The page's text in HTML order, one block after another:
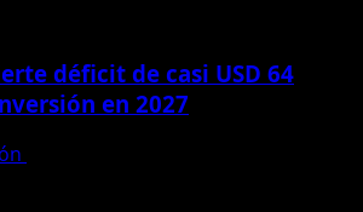
déficit de casi USD 64
en 2027